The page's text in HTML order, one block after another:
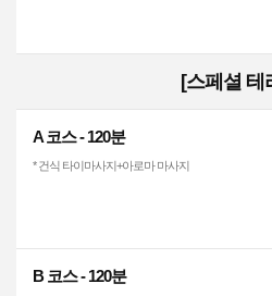
[스페셜 테
A 코스 - 120분
* 건식 타이마사지+아로마 마사지
B 코스 - 120분